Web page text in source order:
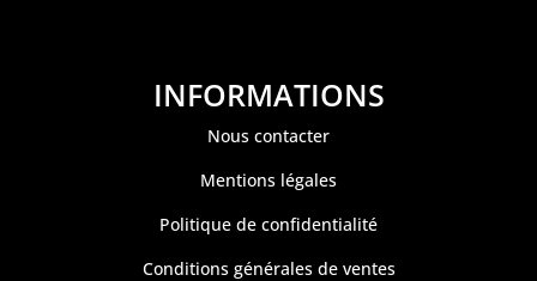
INFORMATIONS
Nous contacter
Mentions légales
Politique de confidentialité
Conditions générales de ventes